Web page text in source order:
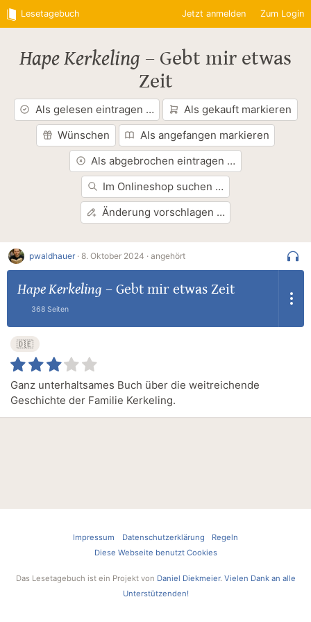
Lesetagebuch Jetzt anmelden Zum Login
Hape Kerkeling – Gebt mir etwas
Zeit
Als gelesen eintragen …
Als gekauft markieren
Wünschen
Als angefangen markieren
Als abgebrochen eintragen …
Im Onlineshop suchen …
Änderung vorschlagen …
pwaldhauer · 8. Oktober 2024 · angehört
Hape Kerkeling – Gebt mir etwas Zeit
368 Seiten
🇩🇪
Ganz unterhaltsames Buch über die weitreichende
Geschichte der Familie Kerkeling.
Impressum Datenschutzerklärung
Regeln
Diese Webseite benutzt Cookies
Das Lesetagebuch ist ein Projekt von Daniel Diekmeier. Vielen Dank an alle
Unterstützenden!